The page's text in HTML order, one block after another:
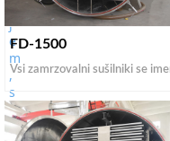
FD-1500